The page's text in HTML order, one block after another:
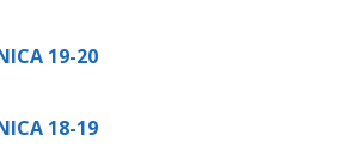
19-20
18-19